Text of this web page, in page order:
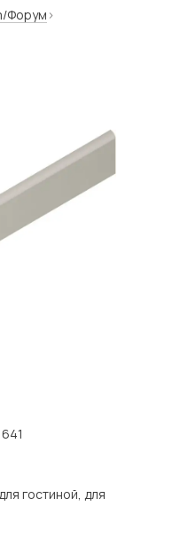
Форум
гостиной, для